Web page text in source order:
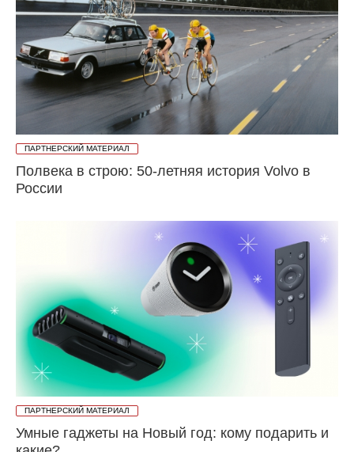
ПАРТНЕРСКИЙ МАТЕРИАЛ
Полвека в строю: 50-летняя история Volvo в
России
ПАРТНЕРСКИЙ МАТЕРИАЛ
Умные гаджеты на Новый год: кому подарить и